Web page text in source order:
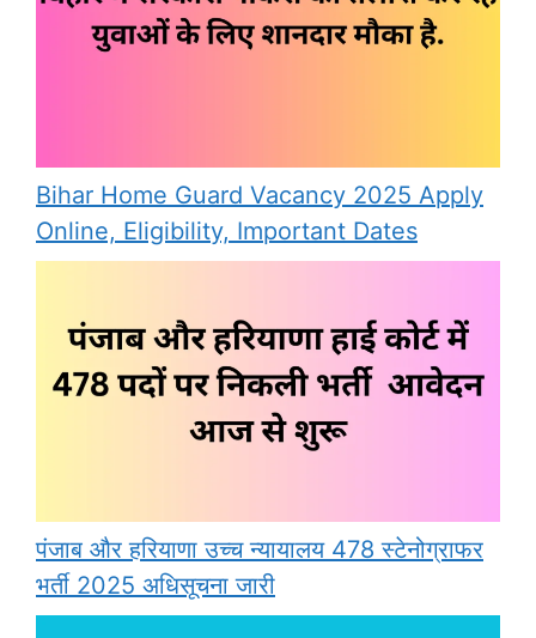
Bihar Home Guard Vacancy 2025 Apply
Online, Eligibility, Important Dates
पंजाब और हरियाणा उच्च न्यायालय 478 स्टेनोग्राफर
भर्ती 2025 अधिसूचना जारी